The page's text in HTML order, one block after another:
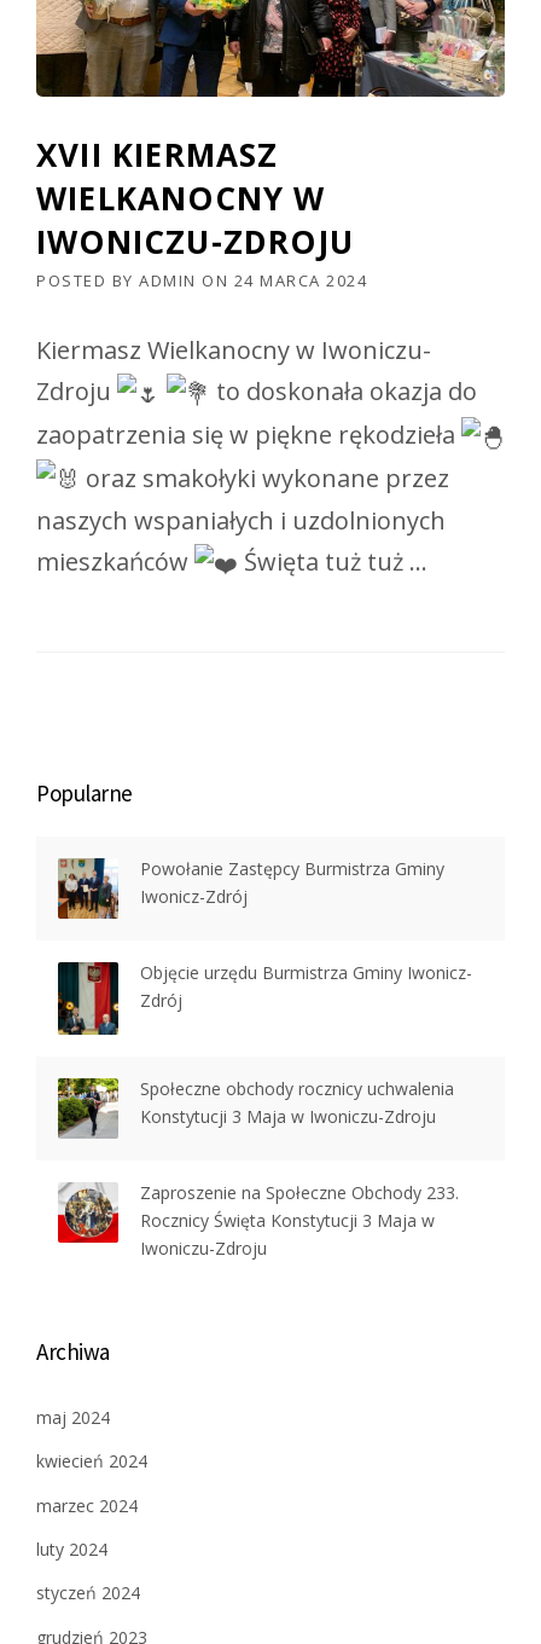
XVII KIERMASZ
WIELKANOCNY W
IWONICZU-ZDROJU
POSTED BY ADMIN ON 24 MARCA 2024
Kiermasz Wielkanocny w Iwoniczu-
Zdroju
to doskonała okazja do
zaopatrzenia się w piękne rękodzieła
oraz smakołyki wykonane przez
naszych wspaniałych i uzdolnionych
mieszkańców
Święta tuż tuż …
Popularne
Powołanie Zastępcy Burmistrza Gminy
Iwonicz-Zdrój
Objęcie urzędu Burmistrza Gminy Iwonicz-
Zdrój
Społeczne obchody rocznicy uchwalenia
Konstytucji 3 Maja w Iwoniczu-Zdroju
Zaproszenie na Społeczne Obchody 233.
Rocznicy Święta Konstytucji 3 Maja w
Iwoniczu-Zdroju
Archiwa
maj 2024
kwiecień 2024
marzec 2024
luty 2024
styczeń 2024
grudzień 2023